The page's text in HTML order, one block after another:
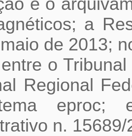
e o
a
de 2013;
o
Regional
eproc;
n. 15689/